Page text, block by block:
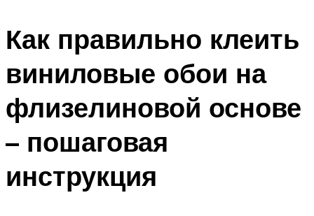
Как правильно клеить
виниловые обои на
флизелиновой основе
– пошаговая
инструкция